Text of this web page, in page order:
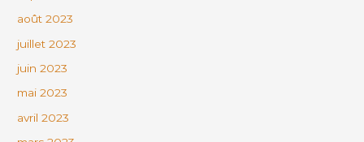
août 2023
juillet 2023
juin 2023
mai 2023
avril 2023